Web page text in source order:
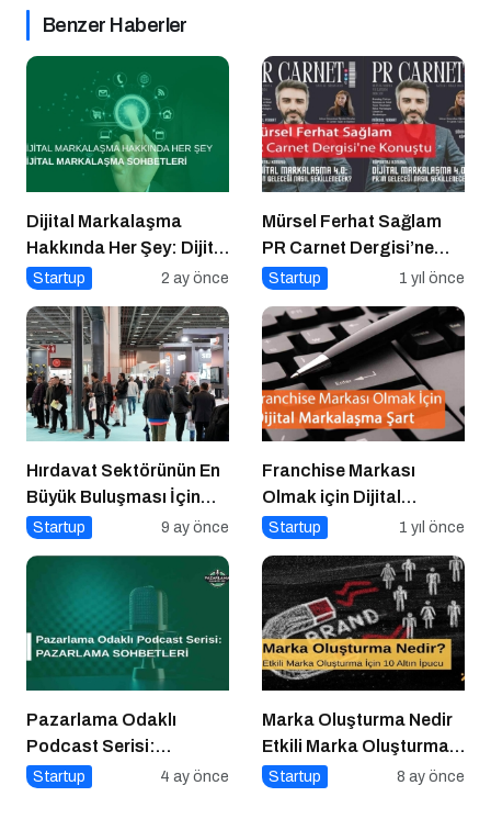
Benzer Haberler
Dijital Markalaşma
Hakkında Her Şey: Dijital
Markalaşma Sohbetleri
Startup 2 ay önce
Mürsel Ferhat Sağlam
PR Carnet Dergisi’ne
Konuştu
Startup 1 yıl önce
Hırdavat Sektörünün En
Büyük Buluşması İçin
İstanbul Hazır!
Startup 9 ay önce
Franchise Markası
Olmak için Dijital
Markalaşma Şart
Startup 1 yıl önce
Pazarlama Odaklı
Podcast Serisi:
Pazarlama Sohbetleri
Startup 4 ay önce
Marka Oluşturma Nedir
Etkili Marka Oluşturma
için 10 Altın İpucu
Startup 8 ay önce